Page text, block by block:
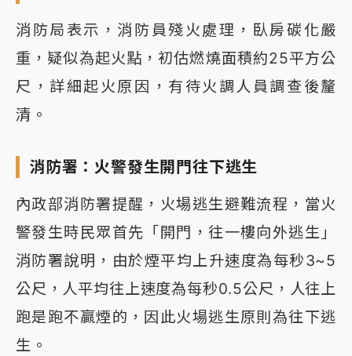
消防局表示，消防員殘火處理，臥房碳化嚴
重，疑似為起火點，初估燃燒面積約25平方公
尺，詳細起火原因，有待火調人員調查後釐
清。
消防署：火警發生開門往下逃生
內政部消防署提醒，火場逃生避難流程，當火
警發生時民眾首先「開門，往一樓向外逃生」
消防署說明，由於煙平均上升速度為每秒3~5
公尺，人平均往上速度為每秒0.5公尺，人往上
跑是跑不贏煙的，因此火場逃生原則為往下逃
生。